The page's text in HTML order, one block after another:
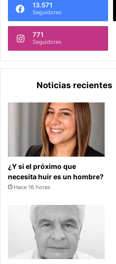
13.571
Seguidores
771
Seguidores
Noticias recientes
¿Y si el próximo que
necesita huir es un hombre?
Hace 16 horas